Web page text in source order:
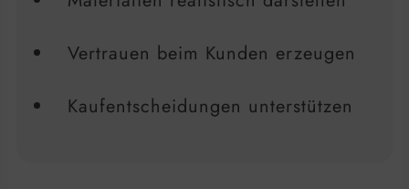
Vertrauen beim Kunden erzeugen
Kaufentscheidungen unterstützen